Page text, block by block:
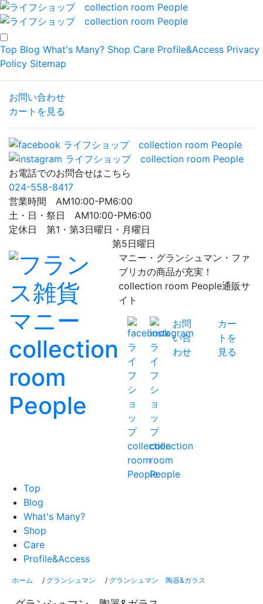
Top Blog What's Many? Shop Care Profile&Access Privacy
Policy Sitemap
お問い合わせ
カートを見る
お電話でのお問合せはこちら
024-558-8417
営業時間 AM10:00-PM6:00
土・日・祭日 AM10:00-PM6:00
定休日 第1・第3日曜日・月曜日
第5日曜日
マニー・グランシュマン・ファ
ブリカの商品が充実！
collection room People通販サ
イト
お問
い合
わせ
カー
トを
見る
Top
Blog
What's Many?
Shop
Care
Profile&Access
ホーム / グランシュマン / グランシュマン 陶器&ガラス